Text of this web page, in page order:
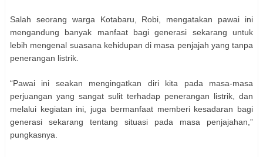
Salah seorang warga Kotabaru, Robi, mengatakan pawai ini
mengandung banyak manfaat bagi generasi sekarang untuk
lebih mengenal suasana kehidupan di masa penjajah yang tanpa
penerangan listrik.
“Pawai ini seakan mengingatkan diri kita pada masa-masa
perjuangan yang sangat sulit terhadap penerangan listrik, dan
melalui kegiatan ini, juga bermanfaat memberi kesadaran bagi
generasi sekarang tentang situasi pada masa penjajahan,”
pungkasnya.